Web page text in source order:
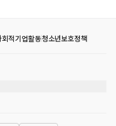
회적기업활동청소년보호정책